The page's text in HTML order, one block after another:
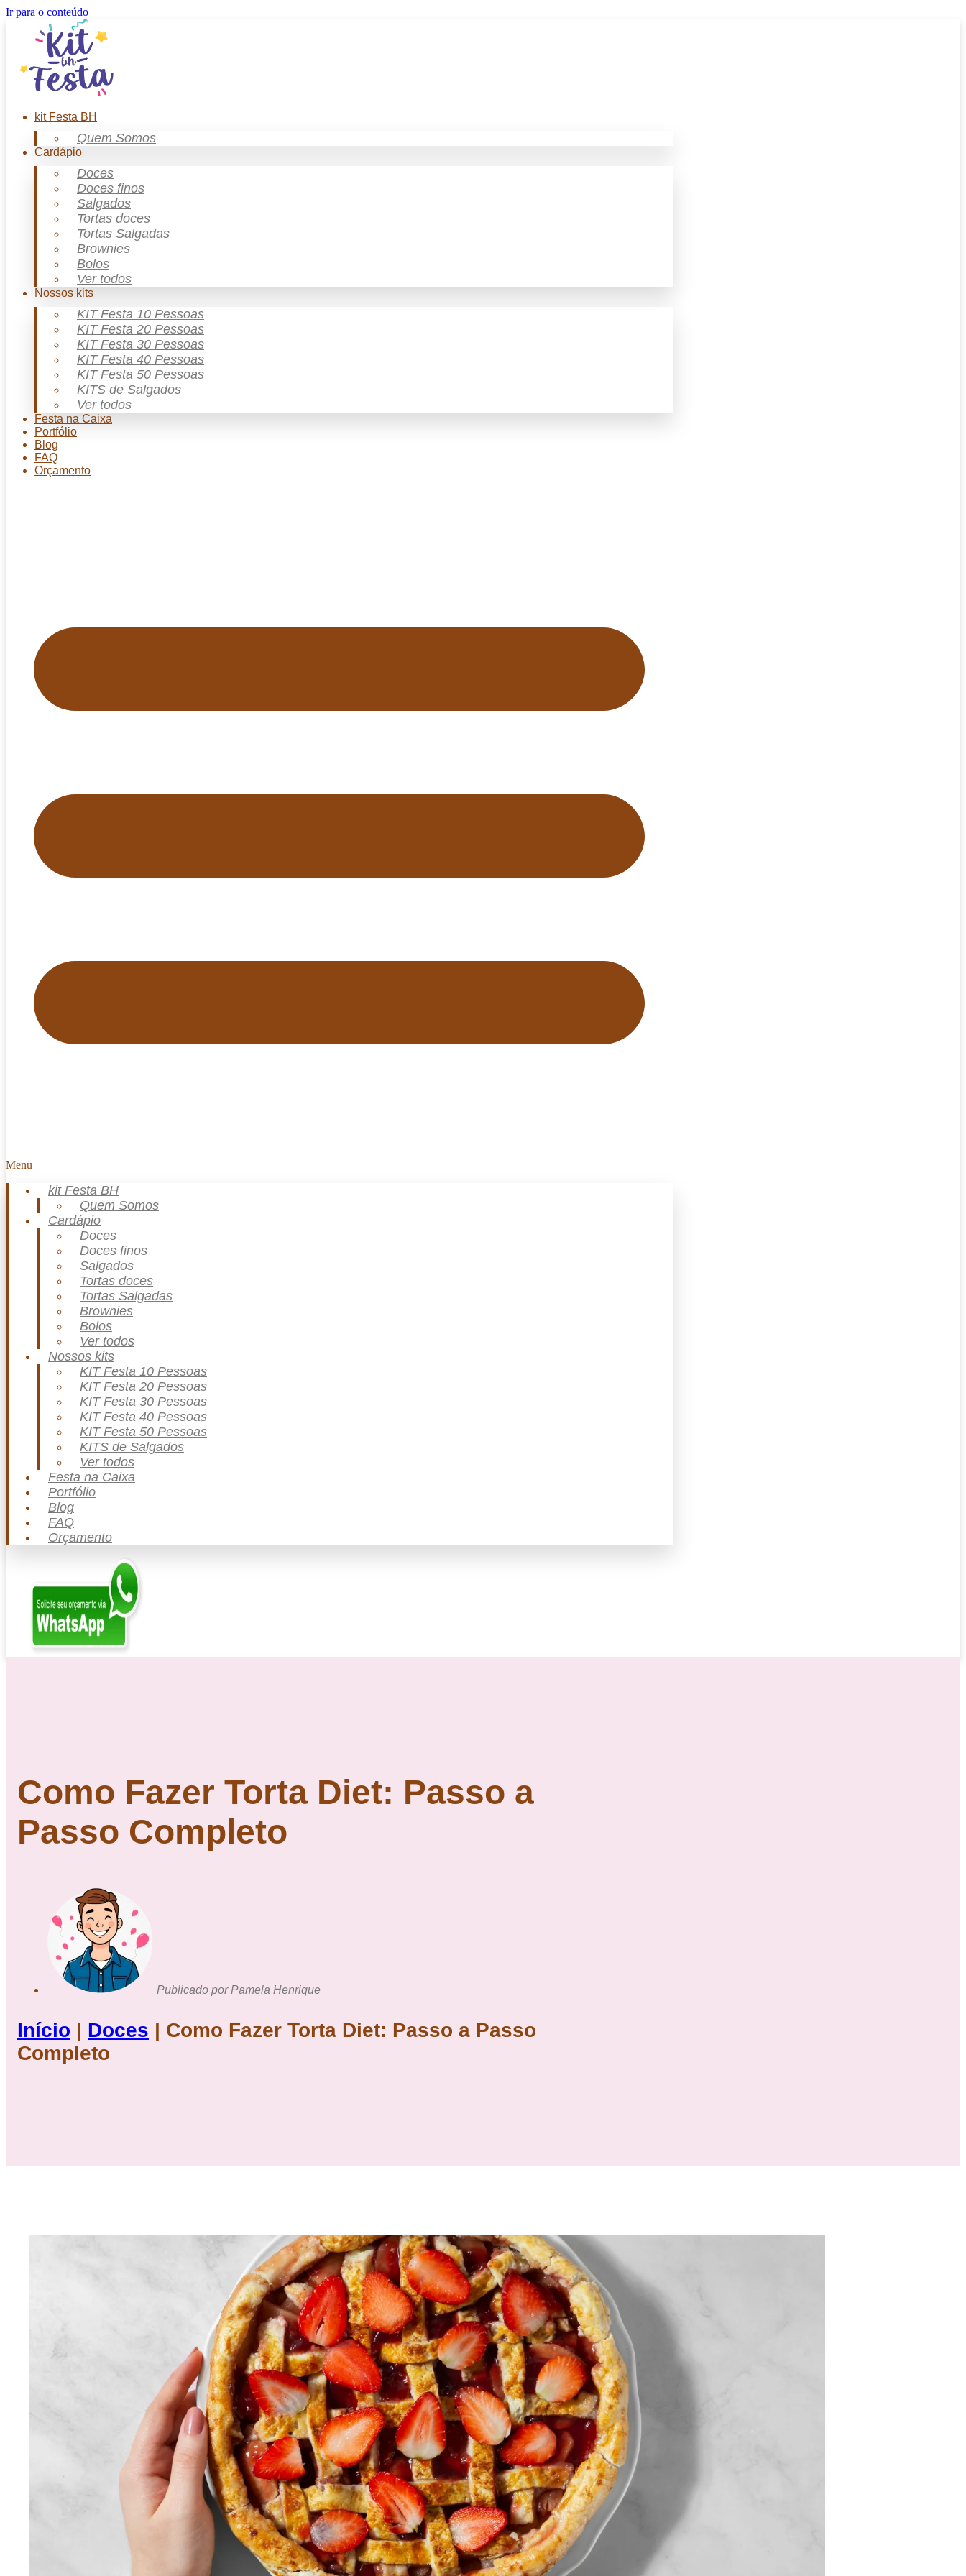
Ir para o conteúdo
kit Festa BH
Quem Somos
Cardápio
Doces
Doces finos
Salgados
Tortas doces
Tortas Salgadas
Brownies
Bolos
Ver todos
Nossos kits
KIT Festa 10 Pessoas
KIT Festa 20 Pessoas
KIT Festa 30 Pessoas
KIT Festa 40 Pessoas
KIT Festa 50 Pessoas
KITS de Salgados
Ver todos
Festa na Caixa
Portfólio
Blog
FAQ
Orçamento
Menu
kit Festa BH
Quem Somos
Cardápio
Doces
Doces finos
Salgados
Tortas doces
Tortas Salgadas
Brownies
Bolos
Ver todos
Nossos kits
KIT Festa 10 Pessoas
KIT Festa 20 Pessoas
KIT Festa 30 Pessoas
KIT Festa 40 Pessoas
KIT Festa 50 Pessoas
KITS de Salgados
Ver todos
Festa na Caixa
Portfólio
Blog
FAQ
Orçamento
Como Fazer Torta Diet: Passo a
Passo Completo
Publicado porPamela Henrique
Início Doces
Como Fazer Torta Diet: Passo a Passo
Completo